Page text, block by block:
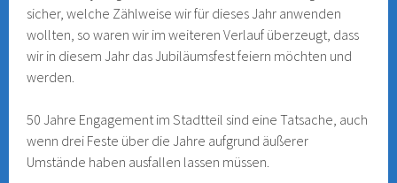
sicher, welche Zählweise wir für dieses Jahr anwenden
wollten, so waren wir im weiteren Verlauf überzeugt, dass
wir in diesem Jahr das Jubiläumsfest feiern möchten und
werden.
50 Jahre Engagement im Stadtteil sind eine Tatsache, auch
wenn drei Feste über die Jahre aufgrund äußerer
Umstände haben ausfallen lassen müssen.